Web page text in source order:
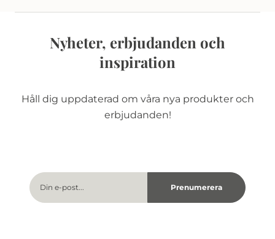
Nyheter, erbjudanden och
inspiration
Håll dig uppdaterad om våra nya produkter och
erbjudanden!